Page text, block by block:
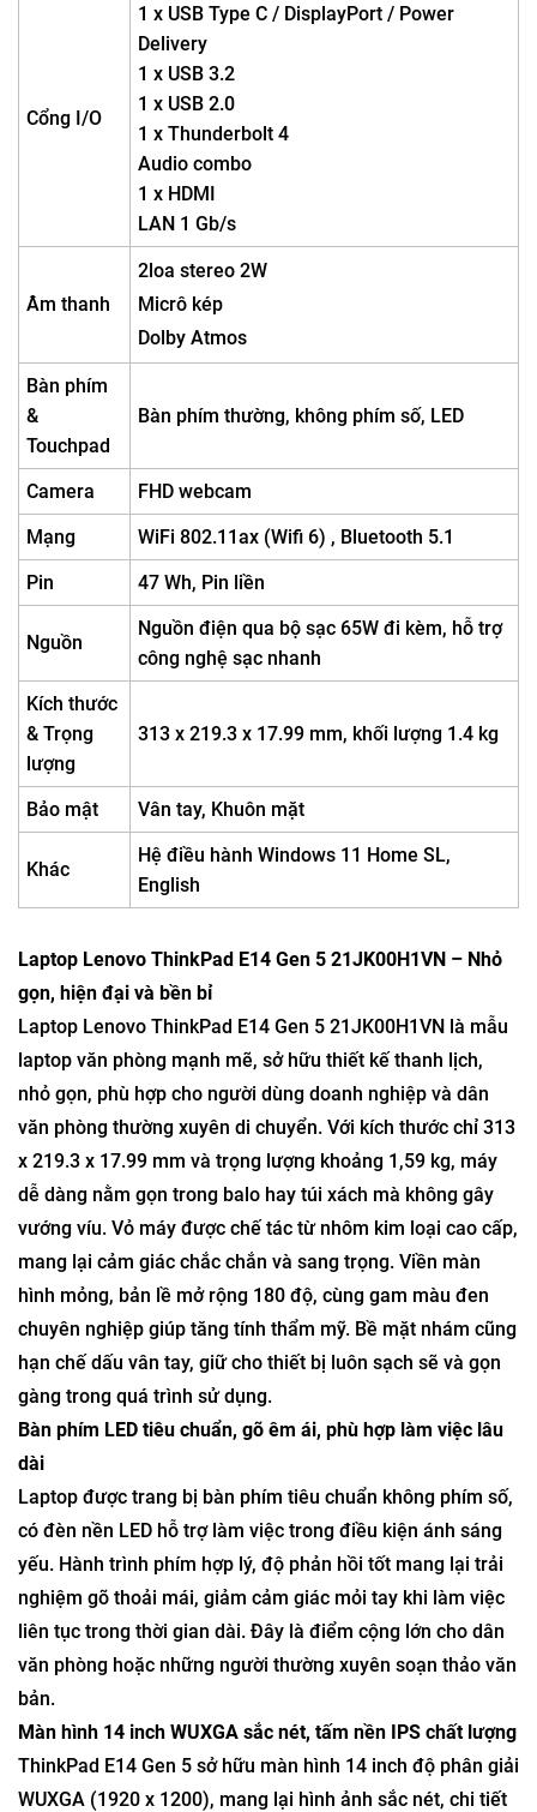
Cổng I/O
1 x USB Type C / DisplayPort / Power
Delivery
1 x USB 3.2
1 x USB 2.0
1 x Thunderbolt 4
Audio combo
1 x HDMI
LAN 1 Gb/s
Âm thanh
2loa stereo 2W
Micrô kép
Dolby Atmos
Bàn phím
&
Touchpad
Bàn phím thường, không phím số, LED
Camera
FHD webcam
Mạng
WiFi 802.11ax (Wifi 6) , Bluetooth 5.1
Pin
47 Wh, Pin liền
Nguồn
Nguồn điện qua bộ sạc 65W đi kèm, hỗ trợ
công nghệ sạc nhanh
Kích thước
& Trọng
lượng
313 x 219.3 x 17.99 mm, khối lượng 1.4 kg
Bảo mật Vân tay, Khuôn mặt
Khác
Hệ điều hành Windows 11 Home SL,
English
Laptop Lenovo ThinkPad E14 Gen 5 21JK00H1VN – Nhỏ
gọn, hiện đại và bền bỉ
Laptop Lenovo ThinkPad E14 Gen 5 21JK00H1VN là mẫu
laptop văn phòng mạnh mẽ, sở hữu thiết kế thanh lịch,
nhỏ gọn, phù hợp cho người dùng doanh nghiệp và dân
văn phòng thường xuyên di chuyển. Với kích thước chỉ 313
x 219.3 x 17.99 mm và trọng lượng khoảng 1,59 kg, máy
dễ dàng nằm gọn trong balo hay túi xách mà không gây
vướng víu. Vỏ máy được chế tác từ nhôm kim loại cao cấp,
mang lại cảm giác chắc chắn và sang trọng. Viền màn
hình mỏng, bản lề mở rộng 180 độ, cùng gam màu đen
chuyên nghiệp giúp tăng tính thẩm mỹ. Bề mặt nhám cũng
hạn chế dấu vân tay, giữ cho thiết bị luôn sạch sẽ và gọn
gàng trong quá trình sử dụng.
Bàn phím LED tiêu chuẩn, gõ êm ái, phù hợp làm việc lâu
dài
Laptop được trang bị bàn phím tiêu chuẩn không phím số,
có đèn nền LED hỗ trợ làm việc trong điều kiện ánh sáng
yếu. Hành trình phím hợp lý, độ phản hồi tốt mang lại trải
nghiệm gõ thoải mái, giảm cảm giác mỏi tay khi làm việc
liên tục trong thời gian dài. Đây là điểm cộng lớn cho dân
văn phòng hoặc những người thường xuyên soạn thảo văn
bản.
Màn hình 14 inch WUXGA sắc nét, tấm nền IPS chất lượng
ThinkPad E14 Gen 5 sở hữu màn hình 14 inch độ phân giải
WUXGA (1920 x 1200), mang lại hình ảnh sắc nét, chi tiết